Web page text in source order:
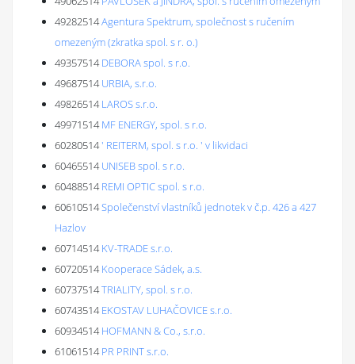
49282514Agentura Spektrum, společnost s ručením
omezeným (zkratka spol. s r. o.)
49357514 DEBORA spol. s r.o.
49687514 URBIA, s.r.o.
49826514 LAROS s.r.o.
49971514 MF ENERGY, spol. s r.o.
60280514' REITERM, spol. s r.o. ' v likvidaci
60465514 UNISEB spol. s r.o.
60488514 REMI OPTIC spol. s r.o.
60610514Společenství vlastníků jednotek v č.p. 426 a 427
Hazlov
60714514 KV-TRADE s.r.o.
60720514 Kooperace Sádek, a.s.
60737514TRIALITY, spol. s r.o.
60743514 EKOSTAV LUHAČOVICE s.r.o.
60934514 HOFMANN & Co., s.r.o.
61061514 PR PRINT s.r.o.